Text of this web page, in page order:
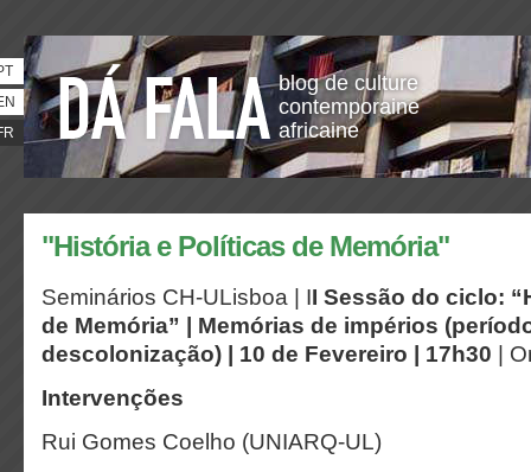
blog de culture
contemporaine
africaine
"História e Políticas de Memória"
Seminários CH-ULisboa | II Sessão do ciclo:
de Memória” |
Memórias de impérios
descolonização) | 10 de Fevereiro | 17h30 |
Intervenções
Rui Gomes Coelho (UNIARQ-UL)